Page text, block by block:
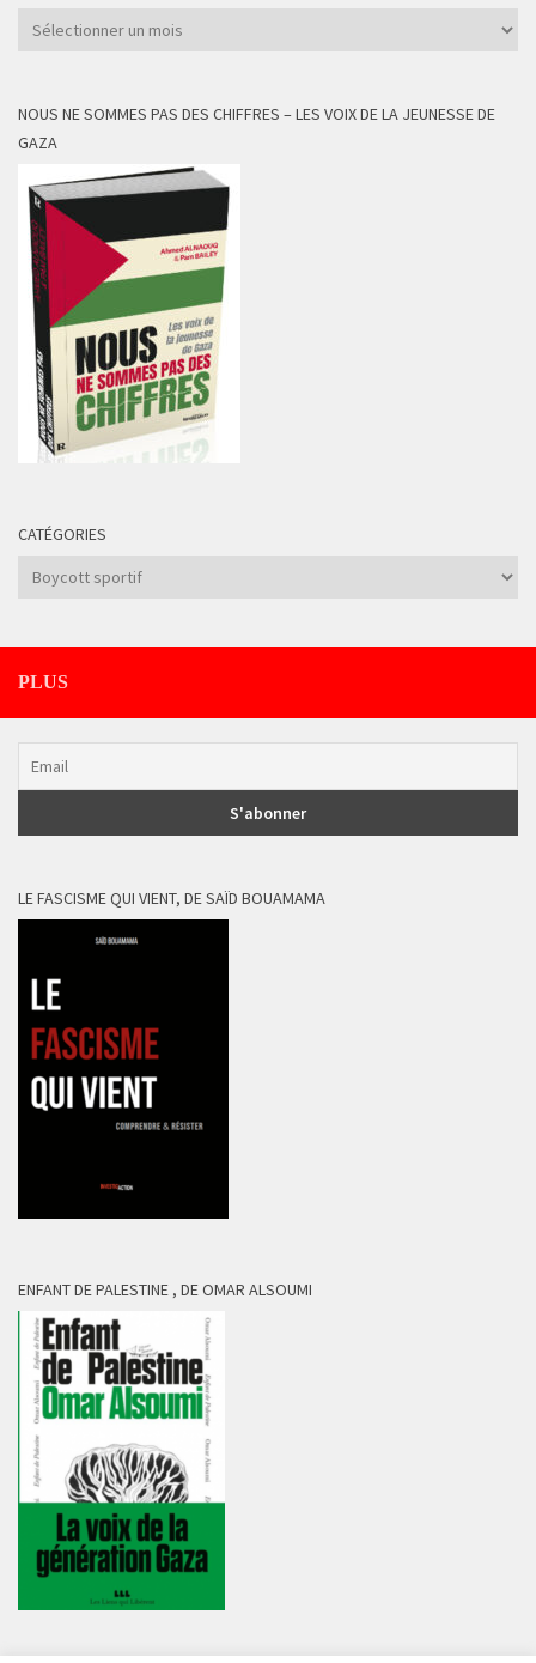
Archives
NOUS NE SOMMES PAS DES CHIFFRES – LES VOIX DE LA JEUNESSE DE
GAZA
CATÉGORIES
Catégories
PLUS
LE FASCISME QUI VIENT, DE SAÏD BOUAMAMA
ENFANT DE PALESTINE , DE OMAR ALSOUMI